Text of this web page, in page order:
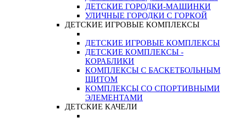
ДЕТСКИЕ ГОРОДКИ-МАШИНКИ
УЛИЧНЫЕ ГОРОДКИ С ГОРКОЙ
ДЕТСКИЕ ИГРОВЫЕ КОМПЛЕКСЫ
ДЕТСКИЕ ИГРОВЫЕ КОМПЛЕКСЫ
ДЕТСКИЕ КОМПЛЕКСЫ -
КОРАБЛИКИ
КОМПЛЕКСЫ С БАСКЕТБОЛЬНЫМ
ЩИТОМ
КОМПЛЕКСЫ СО СПОРТИВНЫМИ
ЭЛЕМЕНТАМИ
ДЕТСКИЕ КАЧЕЛИ